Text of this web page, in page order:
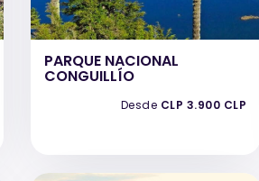
PARQUE NACIONAL
CONGUILLÍO
Desde CLP 3.900 CLP